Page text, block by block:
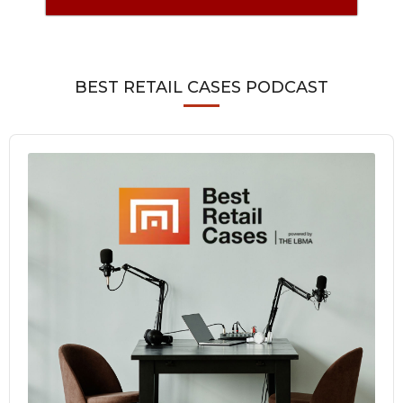
BEST RETAIL CASES PODCAST
Audio
Player